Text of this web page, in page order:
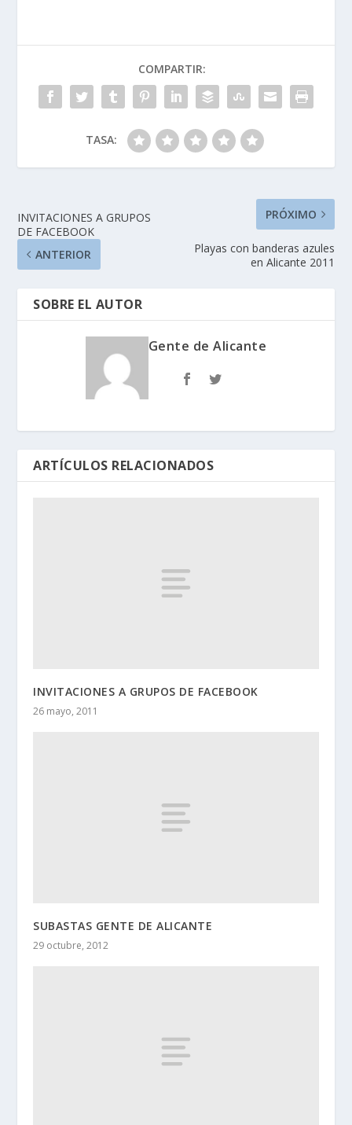
FIESTA FACEBOOK EN
hogueras, f...
Aeropuerto de Alicante
COMPARTIR:
TASA:
INVITACIONES A GRUPOS
DE FACEBOOK
ANTERIOR
PRÓXIMO
Playas con banderas azules
en Alicante 2011
SOBRE EL AUTOR
Gente de Alicante
ARTÍCULOS RELACIONADOS
INVITACIONES A GRUPOS DE FACEBOOK
26 mayo, 2011
SUBASTAS GENTE DE ALICANTE
29 octubre, 2012